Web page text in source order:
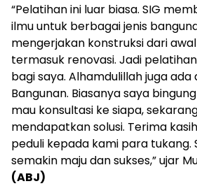
“Pelatihan ini luar biasa. SIG
ilmu untuk berbagai jenis
mengerjakan konstruksi dari
termasuk renovasi. Jadi
bagi saya. Alhamdulillah juga ada
Bangunan. Biasanya saya
mau konsultasi ke siapa,
mendapatkan solusi. Terima
peduli kepada kami para tukang.
semakin maju dan sukses,” ujar
(ABJ)